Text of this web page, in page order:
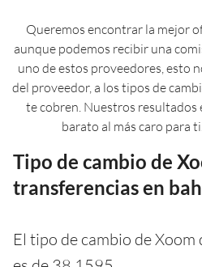
Queremos encontrar la mejor
aunque podemos recibir una
uno de estos proveedores, esto
del proveedor, a los tipos de
te cobren. Nuestros resultados
barato al más caro para ti.
Tipo de cambio de
transferencias en
El tipo de cambio de